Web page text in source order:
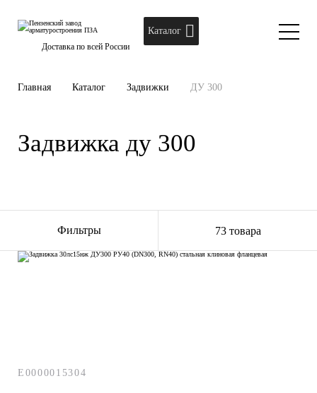
Доставка по всей России
Каталог
Главная Каталог Задвижки ДУ 300
Задвижка ду 300
Фильтры 73 товара
E0000015304